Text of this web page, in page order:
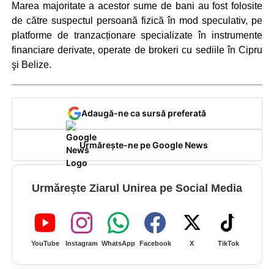
Marea majoritate a acestor sume de bani au fost folosite
de către suspectul persoană fizică în mod speculativ, pe
platforme de tranzacționare specializate în instrumente
financiare derivate, operate de brokeri cu sediile în Cipru
şi Belize.
Adaugă-ne ca sursă preferată
Urmărește-ne pe Google News
Urmărește Ziarul Unirea pe Social Media
YouTube Instagram WhatsApp Facebook X TikTok